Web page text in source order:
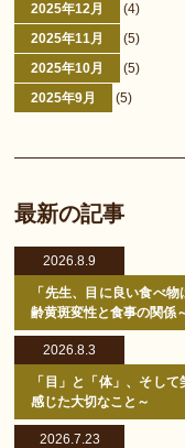
2025年12月
(4)
2025年11月
(5)
2025年10月
(5)
2025年9月
(5)
最新の記事
2026.8.9
「先生、目に良い食べ
齢黄斑変性と食事の関係
2026.8.3
「目」と「体」、そし
感じた大切なこと～
2026.7.23